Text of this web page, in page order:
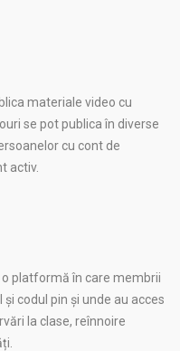
materiale video cu
se pot publica în diverse
cu cont de
activ.
platformă în care membrii
codul pin și unde au acces
la clase, reînnoire